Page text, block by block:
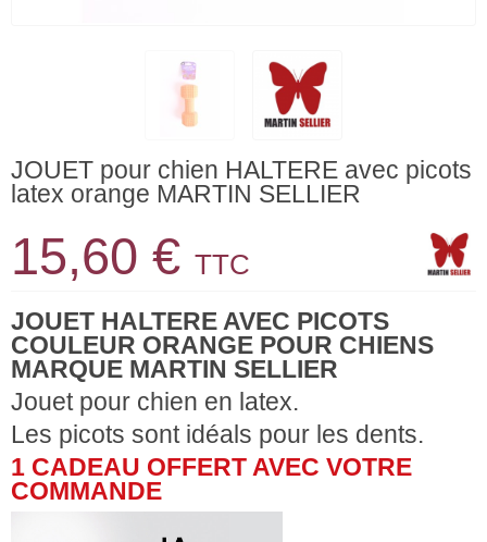
JOUET pour chien HALTERE avec picots
latex orange MARTIN SELLIER
15,60 € TTC
JOUET HALTERE AVEC PICOTS
COULEUR ORANGE POUR CHIENS
MARQUE MARTIN SELLIER
Jouet pour chien en latex.
Les picots sont idéals pour les dents.
1 CADEAU OFFERT AVEC VOTRE
COMMANDE